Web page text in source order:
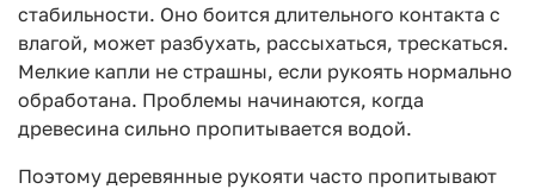
стабильности. Оно боится длительного контакта с
влагой, может разбухать, рассыхаться, трескаться.
Мелкие капли не страшны, если рукоять нормально
обработана. Проблемы начинаются, когда
древесина сильно пропитывается водой.
Поэтому деревянные рукояти часто пропитывают